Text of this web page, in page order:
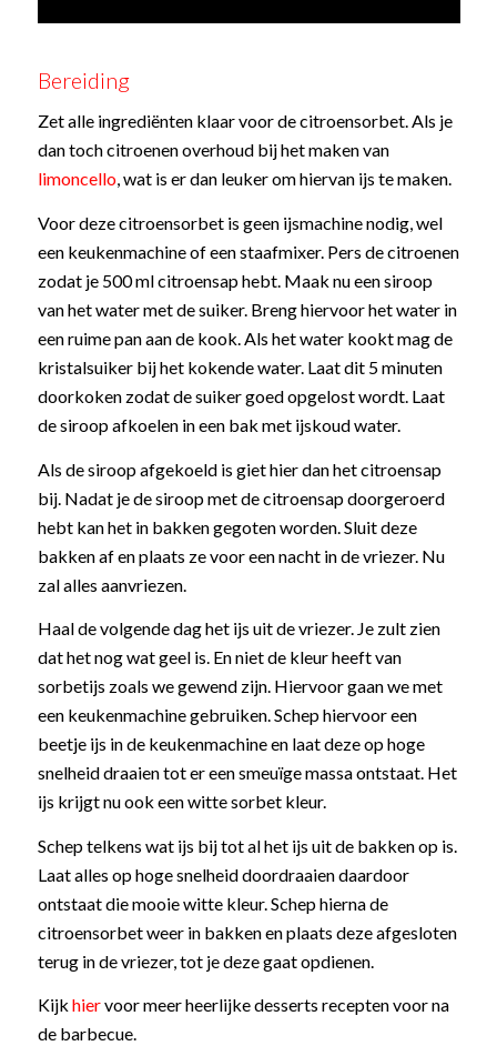
Bereiding
Zet alle ingrediënten klaar voor de citroensorbet. Als je
dan toch citroenen overhoud bij het maken van
limoncello, wat is er dan leuker om hiervan ijs te maken.
Voor deze citroensorbet is geen ijsmachine nodig, wel
een keukenmachine of een staafmixer. Pers de citroenen
zodat je 500 ml citroensap hebt. Maak nu een siroop
van het water met de suiker. Breng hiervoor het water in
een ruime pan aan de kook. Als het water kookt mag de
kristalsuiker bij het kokende water. Laat dit 5 minuten
doorkoken zodat de suiker goed opgelost wordt. Laat
de siroop afkoelen in een bak met ijskoud water.
Als de siroop afgekoeld is giet hier dan het citroensap
bij. Nadat je de siroop met de citroensap doorgeroerd
hebt kan het in bakken gegoten worden. Sluit deze
bakken af en plaats ze voor een nacht in de vriezer. Nu
zal alles aanvriezen.
Haal de volgende dag het ijs uit de vriezer. Je zult zien
dat het nog wat geel is. En niet de kleur heeft van
sorbetijs zoals we gewend zijn. Hiervoor gaan we met
een keukenmachine gebruiken. Schep hiervoor een
beetje ijs in de keukenmachine en laat deze op hoge
snelheid draaien tot er een smeuïge massa ontstaat. Het
ijs krijgt nu ook een witte sorbet kleur.
Schep telkens wat ijs bij tot al het ijs uit de bakken op is.
Laat alles op hoge snelheid doordraaien daardoor
ontstaat die mooie witte kleur. Schep hierna de
citroensorbet weer in bakken en plaats deze afgesloten
terug in de vriezer, tot je deze gaat opdienen.
Kijk hiervoor meer heerlijke desserts recepten voor na
de barbecue.